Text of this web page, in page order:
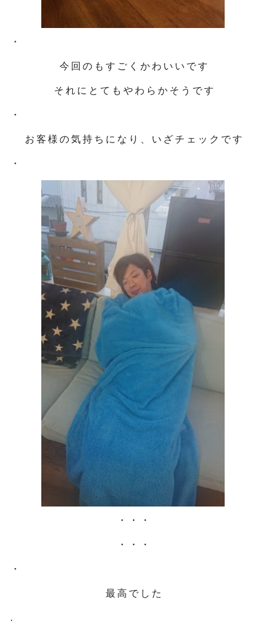
・
今回のもすごくかわいいです
それにとてもやわらかそうです
・
お客様の気持ちになり、いざチェックです
・
・・・
・・・
・
最高でした
.